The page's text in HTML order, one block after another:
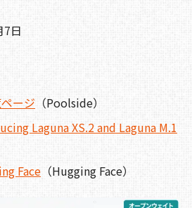
7日
ージ （Poolside）
Laguna XS.2 and Laguna M.1
Face （Hugging Face）